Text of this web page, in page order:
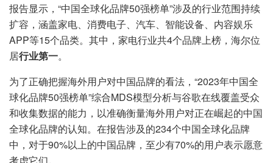
报告显示，“中国全球化品牌50强榜单”涉及的行业范围持续
扩容，涵盖家电、消费电子、汽车、智能设备、内容娱乐
APP等15个品类。其中，家电行业共4个品牌上榜，海尔位
居行业第一。
为了正确把握海外用户对中国品牌的看法，“2023年中国全
球化品牌50强榜单”综合MDS模型分析与谷歌在线覆盖受众
和收集数据的能力，以准确衡量海外用户对正在崛起的中国
全球化品牌的认知。在报告涉及的234个中国全球化品牌
中，对于90%以上的中国品牌，至少有70%的用户表示愿意
考虑它们。